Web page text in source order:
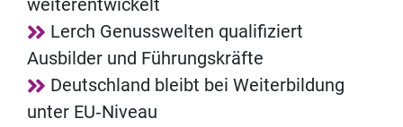
weiterentwickelt
Lerch Genusswelten qualifiziert
Ausbilder und Führungskräfte
Deutschland bleibt bei Weiterbildung
unter EU‑Niveau